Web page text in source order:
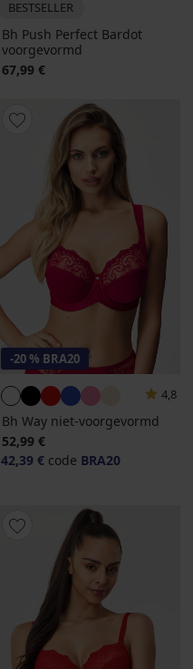
BESTSELLER
Bh Push Perfect Bardot
voorgevormd
67,99 €
-20 % BRA20
4,8
Bh Way niet-voorgevormd
52,99 €
42,39 € code BRA20